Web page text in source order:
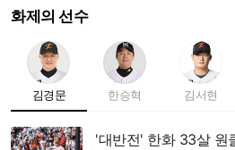
화제의 선수
김경문 한승혁 김서현
'대반전' 한화 33살 원